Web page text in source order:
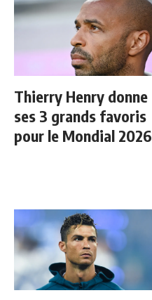
Thierry Henry donne
ses 3 grands favoris
pour le Mondial 2026